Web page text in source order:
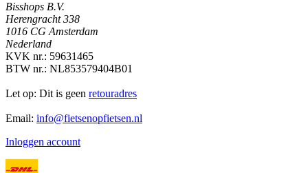
Bisshops B.V.
Herengracht 338
1016 CG Amsterdam
Nederland
KVK nr.: 59631465
BTW nr.: NL853579404B01
Let op: Dit is geen retouradres
Email: info@fietsenopfietsen.nl
Inloggen account